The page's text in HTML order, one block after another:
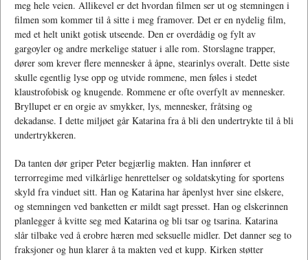
meg hele veien. Allikevel er det hvordan filmen ser ut og stemningen i
filmen som kommer til å sitte i meg framover. Det er en nydelig film,
med et helt unikt gotisk utseende. Den er overdådig og fylt av
gargoyler og andre merkelige statuer i alle rom. Storslagne trapper,
dører som krever flere mennesker å åpne, stearinlys overalt. Dette siste
skulle egentlig lyse opp og utvide rommene, men føles i stedet
klaustrofobisk og knugende. Rommene er ofte overfylt av mennesker.
Bryllupet er en orgie av smykker, lys, mennesker, fråtsing og
dekadanse. I dette miljøet går Katarina fra å bli den undertrykte til å bli
undertrykkeren.
Da tanten dør griper Peter begjærlig makten. Han innfører et
terrorregime med vilkårlige henrettelser og soldatskyting for sportens
skyld fra vinduet sitt. Han og Katarina har åpenlyst hver sine elskere,
og stemningen ved banketten er mildt sagt presset. Han og elskerinnen
planlegger å kvitte seg med Katarina og bli tsar og tsarina. Katarina
slår tilbake ved å erobre hæren med seksuelle midler. Det danner seg to
fraksjoner og hun klarer å ta makten ved et kupp. Kirken støtter